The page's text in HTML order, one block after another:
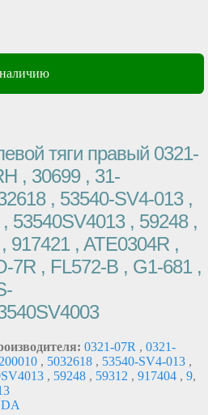
наличию
тяги правый 0321-
, 30699 , 31-
, 53540-SV4-013 ,
53540SV4013 , 59248 ,
917421 , ATE0304R ,
7R , FL572-B , G1-681 ,
0321-07R , 0321-
, 5032618 , 53540-SV4-013 ,
, 59248 , 59312 , 917404 , 9,